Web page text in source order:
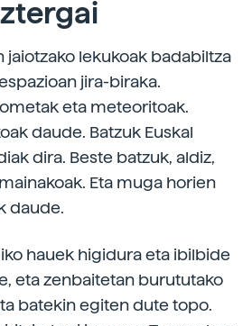
jaiotzako lekukoak badabiltza
jira-biraka.
eta meteoritoak.
daude. Batzuk Euskal
dira. Beste batzuk, aldiz,
Eta muga horien
daude.
hauek higidura eta ibilbide
eta zenbaitetan burututako
batekin egiten dute topo.